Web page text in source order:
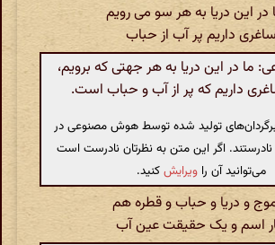
در این دریا به هر سو می رویم
ساغری داریم پر آب از حباب
در این دریا به هر جهتی که برویم،
داریم که پر از آب و حباب است.
تولید شده توسط هوش مصنوعی در
نادرستند. اگر این متن به نظرتان نادرست است
می‌توانید آن را ویرایشکنید.
و دریا و حباب و قطره هم
اسم و یک حقیقت عین آب